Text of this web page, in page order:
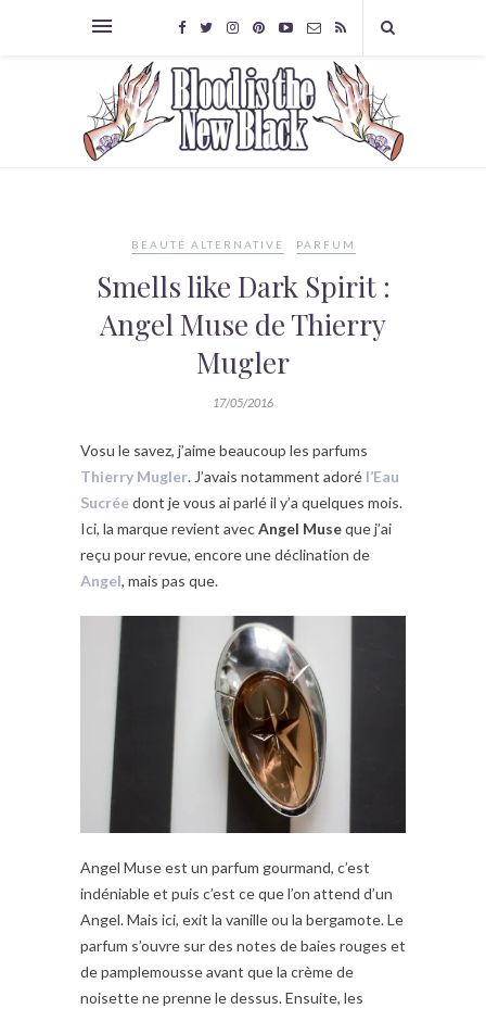
BEAUTÉ ALTERNATIVE PARFUM
Smells like Dark Spirit :
Angel Muse de Thierry
Mugler
17/05/2016
Vosu le savez, j’aime beaucoup les parfums
Thierry Mugler. J’avais notamment adoré l’Eau
Sucréedont je vous ai parlé il y’a quelques mois.
Ici, la marque revient avecAngel Museque j’ai
reçu pour revue, encore une déclination de
Angel, mais pas que.
Angel Muse est un parfum gourmand, c’est
indéniable et puis c’est ce que l’on attend d’un
Angel. Mais ici, exit la vanille ou la bergamote. Le
parfum s’ouvre sur des notes de baies rouges et
de pamplemousse avant que la crème de
noisette ne prenne le dessus. Ensuite, les